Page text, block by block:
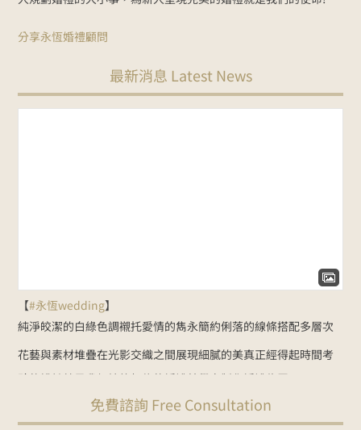
分享永恆婚禮顧問
最新消息 Latest News
【#永恆wedding】
純淨皎潔的白綠色調襯托愛情的雋永簡約俐落的線條搭配多層次
花藝與素材堆疊在光影交織之間展現細膩的美真正經得起時間考
驗的設計 就是我們始終相信的婚禮美學 客製化婚禮佈置：
Line諮詢 goo.gl/zbYK49新人預約官網
免費諮詢 Free Consultation